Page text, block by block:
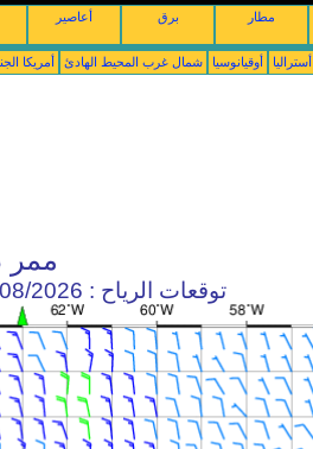
أعاصير برق مطار
أمريكا شمال غرب المحيط الهادئ أوقيانوسيا أستراليا
ممر
توقعات الرياح : 06/08/2026 في الساعة 21 UTC